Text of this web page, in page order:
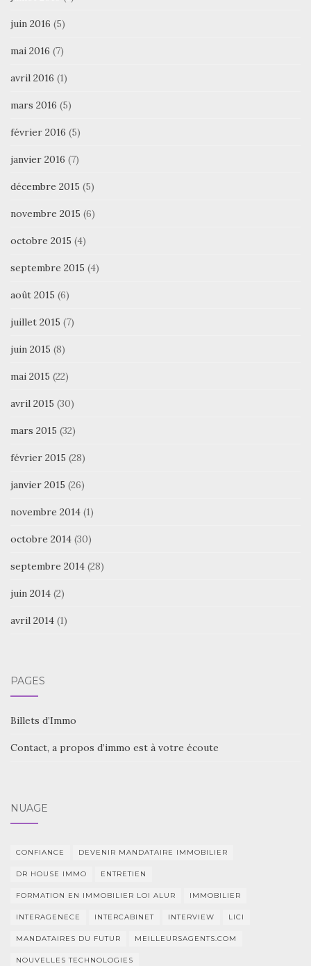
juin 2016 (5)
mai 2016 (7)
avril 2016 (1)
mars 2016 (5)
février 2016 (5)
janvier 2016 (7)
décembre 2015 (5)
novembre 2015 (6)
octobre 2015 (4)
septembre 2015 (4)
août 2015 (6)
juillet 2015 (7)
juin 2015 (8)
mai 2015 (22)
avril 2015 (30)
mars 2015 (32)
février 2015 (28)
janvier 2015 (26)
novembre 2014 (1)
octobre 2014 (30)
septembre 2014 (28)
juin 2014 (2)
avril 2014 (1)
PAGES
Billets d’Immo
Contact, a propos d’immo est à votre écoute
NUAGE
CONFIANCE DEVENIR MANDATAIRE IMMOBILIER
DR HOUSE IMMO ENTRETIEN
FORMATION EN IMMOBILIER LOI ALUR IMMOBILIER
INTERAGENECE INTERCABINET INTERVIEW LICI
MANDATAIRES DU FUTUR MEILLEURSAGENTS.COM
NOUVELLES TECHNOLOGIES